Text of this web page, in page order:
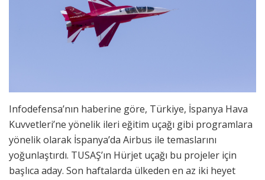
Infodefensa’nın haberine göre, Türkiye, İspanya Hava
Kuvvetleri’ne yönelik ileri eğitim uçağı gibi programlara
yönelik olarak İspanya’da Airbus ile temaslarını
yoğunlaştırdı. TUSAŞ’ın Hürjet uçağı bu projeler için
başlıca aday. Son haftalarda ülkeden en az iki heyet